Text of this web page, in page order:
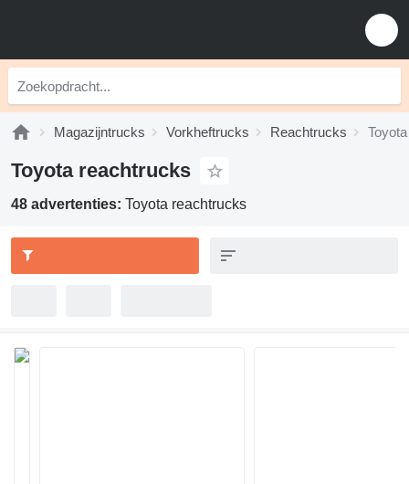
Magazijntrucks Vorkheftrucks Reachtrucks
Toyota reachtrucks
48 advertenties: Toyota reachtrucks